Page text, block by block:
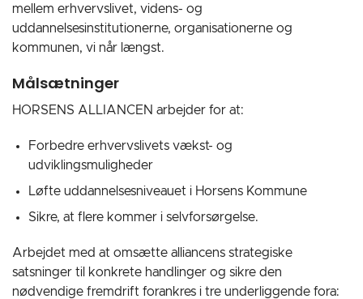
mellem erhvervslivet, videns- og
uddannelsesinstitutionerne, organisationerne og
kommunen, vi når længst.
Målsætninger
HORSENS ALLIANCEN arbejder for at:
Forbedre erhvervslivets vækst- og
udviklingsmuligheder
Løfte uddannelsesniveauet i Horsens Kommune
Sikre, at flere kommer i selvforsørgelse.
Arbejdet med at omsætte alliancens strategiske
satsninger til konkrete handlinger og sikre den
nødvendige fremdrift forankres i tre underliggende fora: